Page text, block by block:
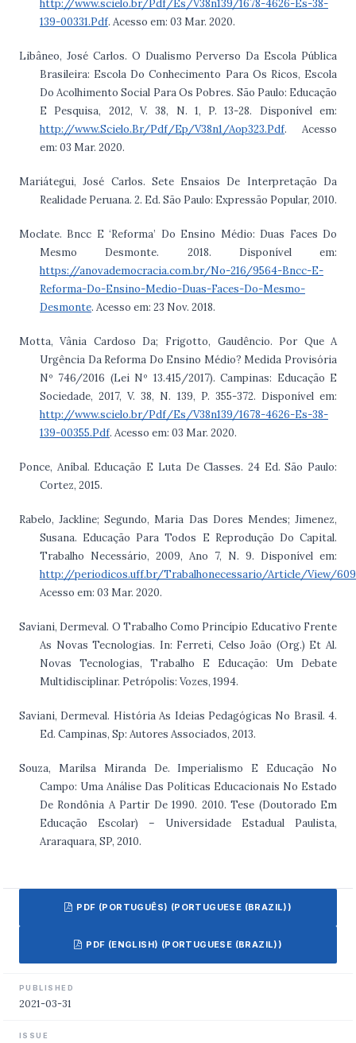
http://www.scielo.br/Pdf/Es/V38n139/1678-4626-Es-38-
139-00331.Pdf. Acesso em: 03 Mar. 2020.
Libâneo, José Carlos. O Dualismo Perverso Da Escola Pública
Brasileira: Escola Do Conhecimento Para Os Ricos, Escola
Do Acolhimento Social Para Os Pobres. São Paulo: Educação
E Pesquisa, 2012, V. 38, N. 1, P. 13-28. Disponível em:
http://www.Scielo.Br/Pdf/Ep/V38n1/Aop323.Pdf. Acesso
em: 03 Mar. 2020.
Mariátegui, José Carlos. Sete Ensaios De Interpretação Da
Realidade Peruana. 2. Ed. São Paulo: Expressão Popular, 2010.
Moclate. Bncc E ‘Reforma’ Do Ensino Médio: Duas Faces Do
Mesmo Desmonte. 2018. Disponível em:
https://anovademocracia.com.br/No-216/9564-Bncc-E-
Reforma-Do-Ensino-Medio-Duas-Faces-Do-Mesmo-
Desmonte. Acesso em: 23 Nov. 2018.
Motta, Vânia Cardoso Da; Frigotto, Gaudêncio. Por Que A
Urgência Da Reforma Do Ensino Médio? Medida Provisória
Nº 746/2016 (Lei Nº 13.415/2017). Campinas: Educação E
Sociedade, 2017, V. 38, N. 139, P. 355-372. Disponível em:
http://www.scielo.br/Pdf/Es/V38n139/1678-4626-Es-38-
139-00355.Pdf. Acesso em: 03 Mar. 2020.
Ponce, Aníbal. Educação E Luta De Classes. 24 Ed. São Paulo:
Cortez, 2015.
Rabelo, Jackline; Segundo, Maria Das Dores Mendes; Jimenez,
Susana. Educação Para Todos E Reprodução Do Capital.
Trabalho Necessário, 2009, Ano 7, N. 9. Disponível em:
http://periodicos.uff.br/Trabalhonecessario/Article/View/
Acesso em: 03 Mar. 2020.
Saviani, Dermeval. O Trabalho Como Princípio Educativo Frente
As Novas Tecnologias. In: Ferreti, Celso João (Org.) Et Al.
Novas Tecnologias, Trabalho E Educação: Um Debate
Multidisciplinar. Petrópolis: Vozes, 1994.
Saviani, Dermeval. História As Ideias Pedagógicas No Brasil. 4.
Ed. Campinas, Sp: Autores Associados, 2013.
Souza, Marilsa Miranda De. Imperialismo E Educação No
Campo: Uma Análise Das Políticas Educacionais No Estado
De Rondônia A Partir De 1990. 2010. Tese (Doutorado Em
Educação Escolar) – Universidade Estadual Paulista,
Araraquara, SP, 2010.
PDF (PORTUGUÊS) (PORTUGUESE (BRAZIL))
PDF (ENGLISH) (PORTUGUESE (BRAZIL))
PUBLISHED
2021-03-31
ISSUE